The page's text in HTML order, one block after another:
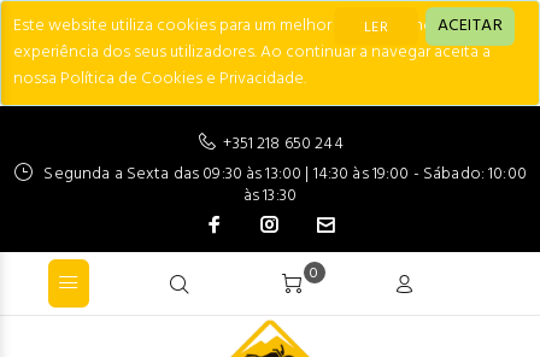
Este website utiliza cookies para um melhor desempenho e
experiência dos seus utilizadores. Ao continuar a navegar aceita a
nossa Política de Cookies e Privacidade.
LER ACEITAR
+351 218 650 244
Segunda a Sexta das 09:30 às 13:00 | 14:30 às 19:00 - Sábado: 10:00
às 13:30
0